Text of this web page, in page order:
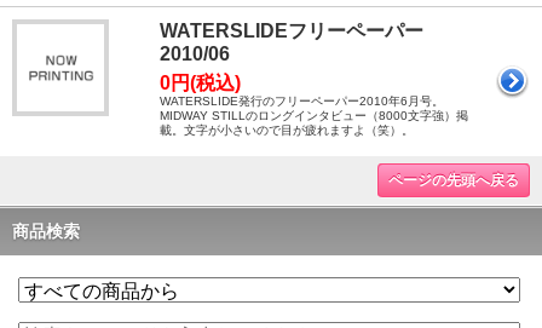
WATERSLIDEフリーペーパー
2010/06
0円(税込)
WATERSLIDE発行のフリーペーパー2010年6月号。
MIDWAY STILLのロングインタビュー（8000文字強）掲
載。文字が小さいので目が疲れますよ（笑）。
ページの先頭へ戻る
商品検索